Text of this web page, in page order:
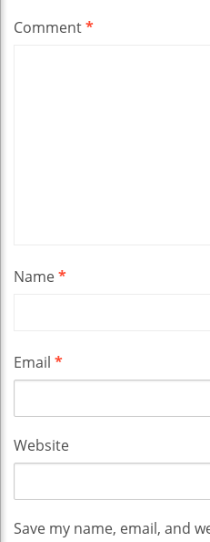
Comment*
Name*
Email *
Website
Save my name, email, and